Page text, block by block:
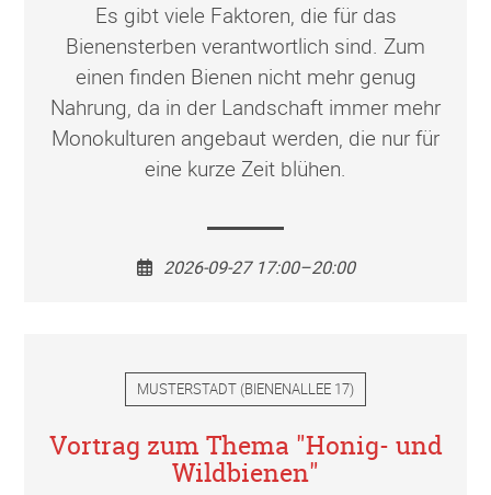
Es gibt viele Faktoren, die für das
Bienensterben verantwortlich sind. Zum
einen finden Bienen nicht mehr genug
Nahrung, da in der Landschaft immer mehr
Monokulturen angebaut werden, die nur für
eine kurze Zeit blühen.
2026-09-27 17:00–20:00
MUSTERSTADT (BIENENALLEE 17)
Vortrag zum Thema "Honig- und
Wildbienen"